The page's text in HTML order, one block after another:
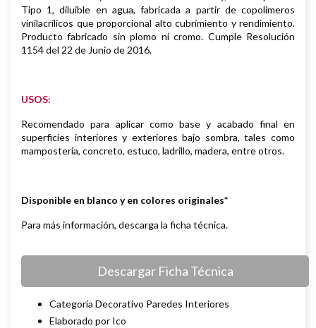
Tipo 1, diluible en agua, fabricada a partir de copolímeros
vinilacrílicos que proporcional alto cubrimiento y rendimiento.
Producto fabricado sin plomo ni cromo. Cumple Resolución
1154 del 22 de Junio de 2016.
USOS:
Recomendado para aplicar como base y acabado final en
superficies interiores y exteriores bajo sombra, tales como
mampostería, concreto, estuco, ladrillo, madera, entre otros.
Disponible en blanco y en colores originales*
Para más información, descarga la ficha técnica.
Descargar Ficha Técnica
Categoría Decorativo Paredes Interiores
Elaborado por Ico